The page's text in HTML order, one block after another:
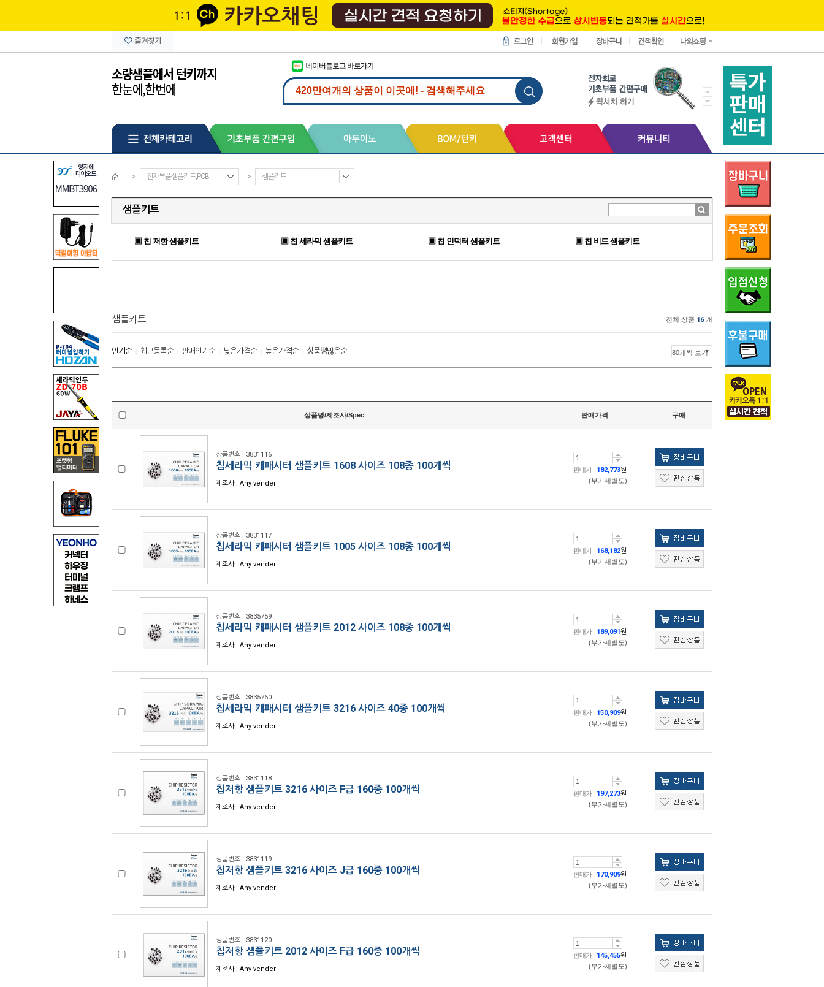
> 전자부품샘플키트,PCB > 샘플키트
샘플키트
▣ 칩 저항 샘플키트 ▣ 칩 세라믹 샘플키트 ▣ 칩 인덕터 샘플키트 ▣ 칩 비드 샘플키트
샘플키트 전체 상품 16개
인기순| 최근등록순| 판매인기순| 낮은가격순| 높은가격순| 상품평많은순
상품명/제조사/Spec 판매가격 구매
상품번호 : 3831116
칩세라믹 캐패시터 샘플키트 1608 사이즈 108종 100개씩
제조사 : Any vender
판매가 182,773원
(부가세별도)
상품번호 : 3831117
칩세라믹 캐패시터 샘플키트 1005 사이즈 108종 100개씩
제조사 : Any vender
판매가 168,182원
(부가세별도)
상품번호 : 3835759
칩세라믹 캐패시터 샘플키트 2012 사이즈 108종 100개씩
제조사 : Any vender
판매가 189,091원
(부가세별도)
상품번호 : 3835760
칩세라믹 캐패시터 샘플키트 3216 사이즈 40종 100개씩
제조사 : Any vender
판매가 150,909원
(부가세별도)
상품번호 : 3831118
칩저항 샘플키트 3216 사이즈 F급 160종 100개씩
제조사 : Any vender
판매가 197,273원
(부가세별도)
상품번호 : 3831119
칩저항 샘플키트 3216 사이즈 J급 160종 100개씩
제조사 : Any vender
판매가 170,909원
(부가세별도)
상품번호 : 3831120
칩저항 샘플키트 2012 사이즈 F급 160종 100개씩
제조사 : Any vender
판매가 145,455원
(부가세별도)